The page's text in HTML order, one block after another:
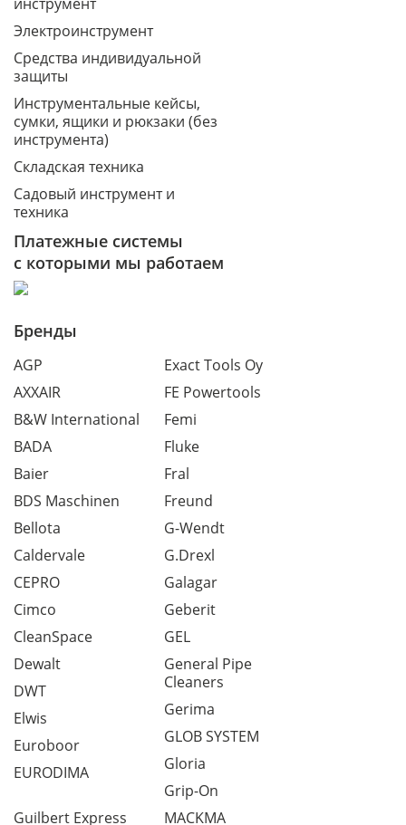
Электроинструмент
Средства индивидуальной
защиты
Инструментальные кейсы,
сумки, ящики и рюкзаки (без
инструмента)
Складская техника
Садовый инструмент и
техника
Платежные системы
с которыми мы работаем
Бренды
AGP
AXXAIR
B&W International
BADA
Baier
BDS Maschinen
Bellota
Caldervale
CEPRO
Cimco
CleanSpace
Dewalt
DWT
Elwis
Euroboor
EURODIMA
Exact Tools Oy
FE Powertools
Femi
Fluke
Fral
Freund
G-Wendt
G.Drexl
Galagar
Geberit
GEL
General Pipe
Cleaners
Gerima
GLOB SYSTEM
Gloria
Grip-On
Guilbert Express
MACKMA